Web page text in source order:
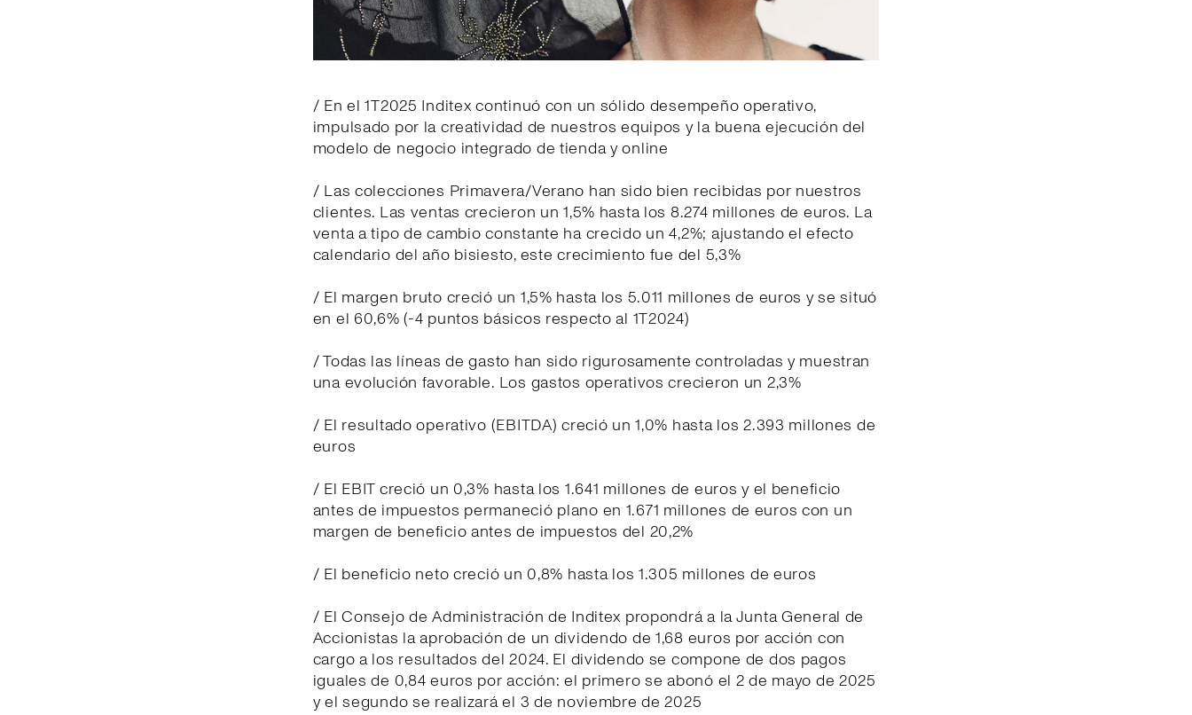
/ En el 1T2025 Inditex continuó con un sólido desempeño operativo,
impulsado por la creatividad de nuestros equipos y la buena ejecución del
modelo de negocio integrado de tienda y online
/ Las colecciones Primavera/Verano han sido bien recibidas por nuestros
clientes. Las ventas crecieron un 1,5% hasta los 8.274 millones de euros. La
venta a tipo de cambio constante ha crecido un 4,2%; ajustando el efecto
calendario del año bisiesto, este crecimiento fue del 5,3%
/ El margen bruto creció un 1,5% hasta los 5.011 millones de euros y se situó
en el 60,6% (-4 puntos básicos respecto al 1T2024)
/ Todas las líneas de gasto han sido rigurosamente controladas y muestran
una evolución favorable. Los gastos operativos crecieron un 2,3%
/ El resultado operativo (EBITDA) creció un 1,0% hasta los 2.393 millones de
euros
/ El EBIT creció un 0,3% hasta los 1.641 millones de euros y el beneficio
antes de impuestos permaneció plano en 1.671 millones de euros con un
margen de beneficio antes de impuestos del 20,2%
/ El beneficio neto creció un 0,8% hasta los 1.305 millones de euros
/ El Consejo de Administración de Inditex propondrá a la Junta General de
Accionistas la aprobación de un dividendo de 1,68 euros por acción con
cargo a los resultados del 2024. El dividendo se compone de dos pagos
iguales de 0,84 euros por acción: el primero se abonó el 2 de mayo de 2025
y el segundo se realizará el 3 de noviembre de 2025